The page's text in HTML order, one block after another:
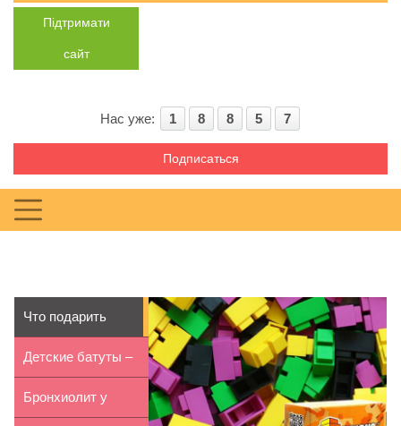
Підтримати
сайт
Нас уже: 1 8 8 5 7
Подписаться
Что подарить
ребенку на день
ро...
Детские батуты –
игры для польз...
Бронхиолит у